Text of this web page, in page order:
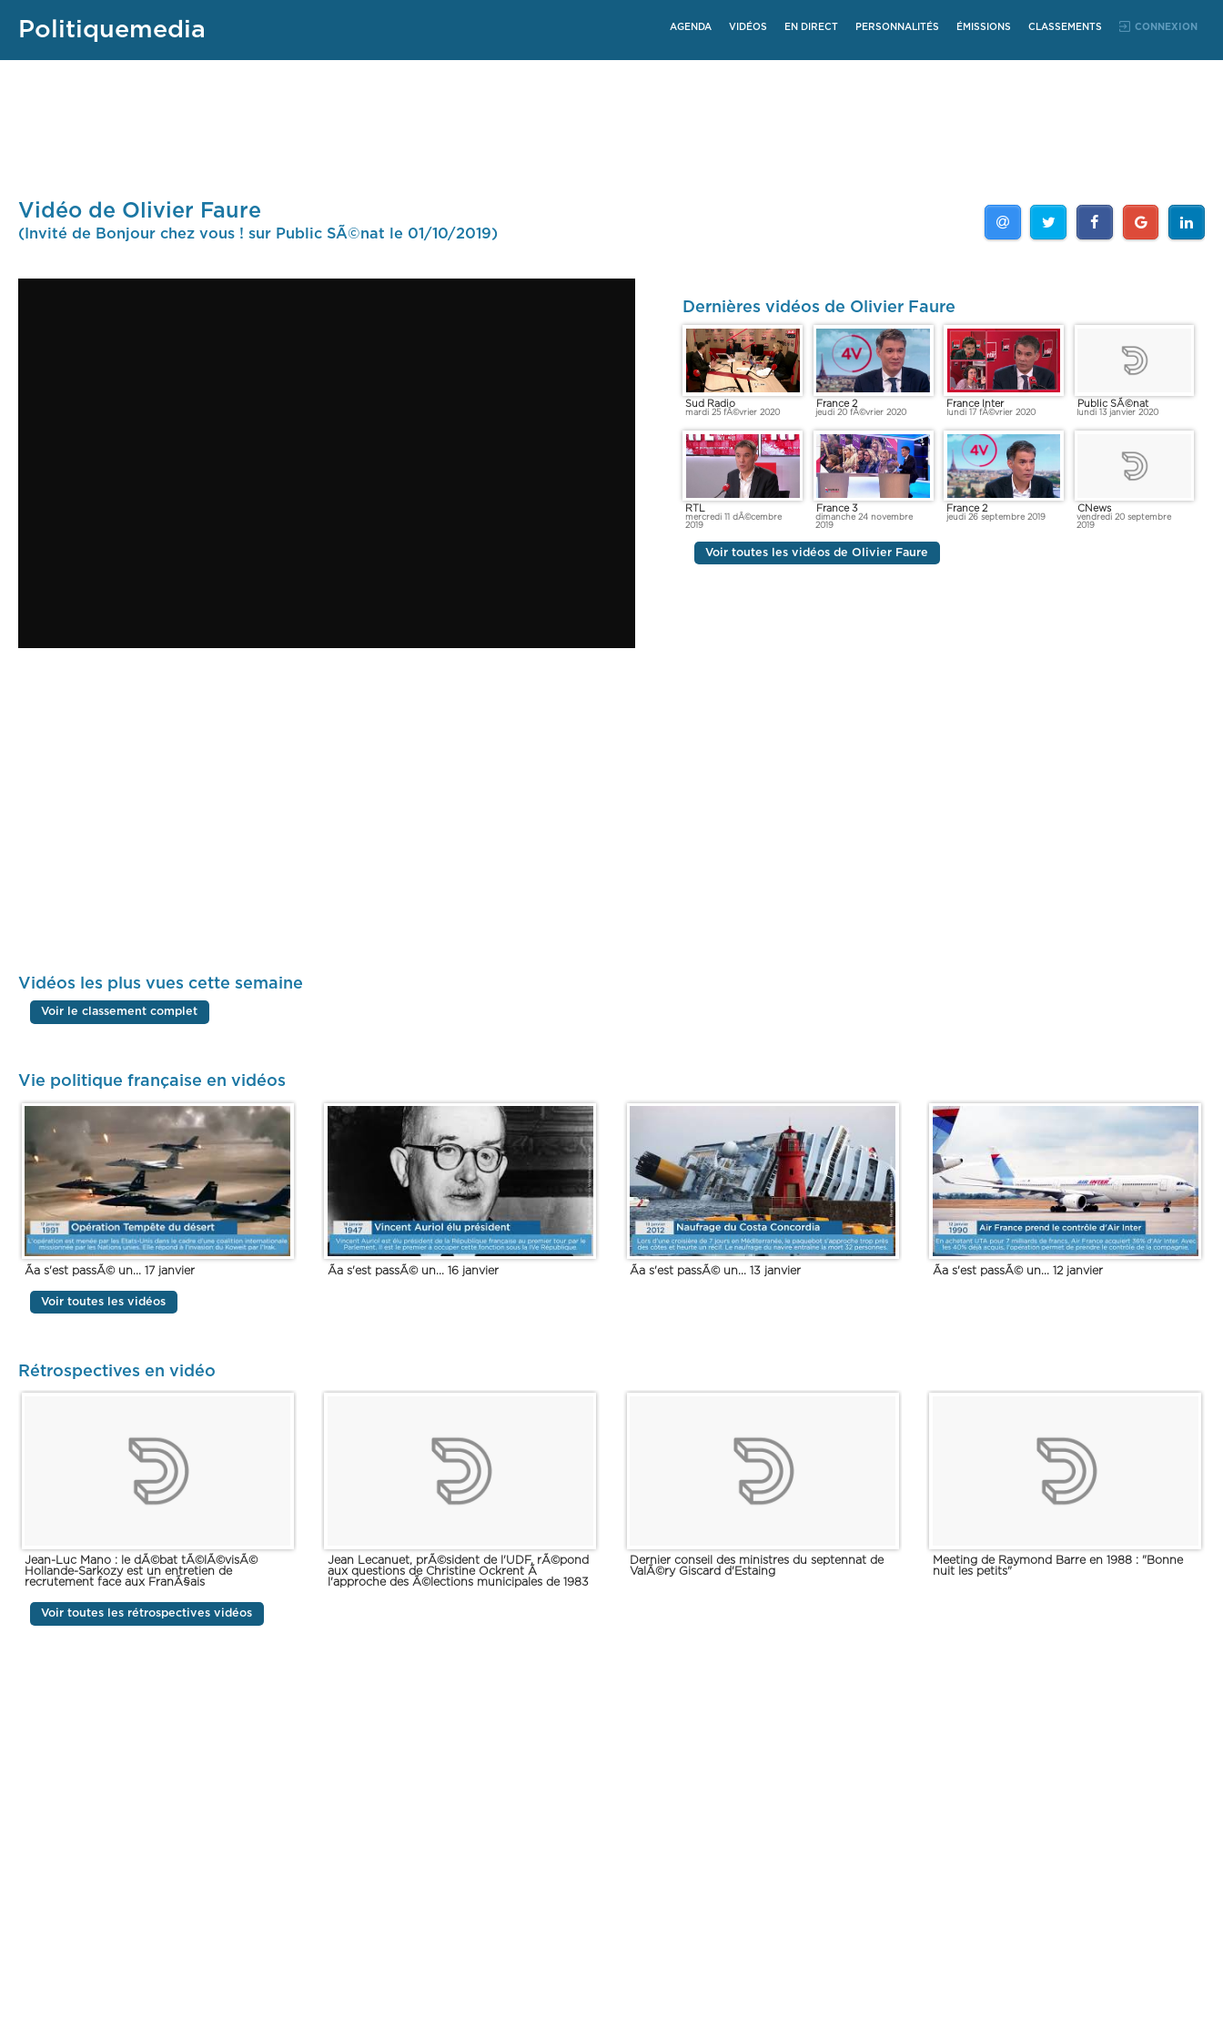
Politiquemedia AGENDA VIDÉOS EN DIRECT PERSONNALITÉS ÉMISSIONS CLASSEMENTS CONNEXION
Vidéo de Olivier Faure
(Invité de Bonjour chez vous ! sur Public SÃ©nat le 01/10/2019)
Dernières vidéos de Olivier Faure
Sud Radio
mardi 25 fÃ©vrier 2020
France 2
jeudi 20 fÃ©vrier 2020
France Inter
lundi 17 fÃ©vrier 2020
Public SÃ©nat
lundi 13 janvier 2020
RTL
mercredi 11 dÃ©cembre
2019
France 3
dimanche 24 novembre
2019
France 2
jeudi 26 septembre 2019
CNews
vendredi 20 septembre
2019
Voir toutes les vidéos de Olivier Faure
Vidéos les plus vues cette semaine
Voir le classement complet
Vie politique française en vidéos
Ãa s'est passÃ© un... 17 janvier Ãa s'est passÃ© un... 16 janvier Ãa s'est passÃ© un... 13 janvier Ãa s'est passÃ© un... 12 janvier
Voir toutes les vidéos
Rétrospectives en vidéo
Jean-Luc Mano : le dÃ©bat tÃ©lÃ©visÃ©
Hollande-Sarkozy est un entretien de
recrutement face aux FranÃ§ais
Jean Lecanuet, prÃ©sident de l'UDF, rÃ©pond
aux questions de Christine Ockrent Ã
l'approche des Ã©lections municipales de 1983
Dernier conseil des ministres du septennat de
ValÃ©ry Giscard d'Estaing
Meeting de Raymond Barre en 1988 : "Bonne
nuit les petits"
Voir toutes les rétrospectives vidéos